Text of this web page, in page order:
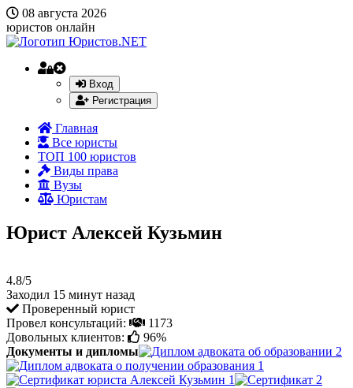
08 августа 2026
юристов онлайн
Вход
Регистрация
Главная
Все юристы
ТОП 100 юристов
Виды права
Вузы
Юристам
Юрист Алексей Кузьмин
4.8/5
Заходил 15 минут назад
Проверенный юрист
Провел консультаций:
1173
Довольных клиентов:
96%
Документы и дипломы